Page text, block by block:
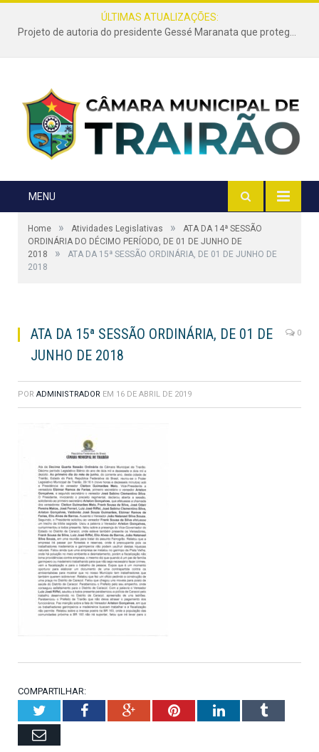
ÚLTIMAS ATUALIZAÇÕES:
Projeto de autoria do presidente Gessé Maranata que protege as estradas vicinais de Trairão é transformado em lei
MENU
Home » Atividades Legislativas »
ATA DA 14ª SESSÃO
ORDINÁRIA DO DÉCIMO PERÍODO, DE 01 DE JUNHO DE
2018
»
ATA DA 15ª SESSÃO ORDINÁRIA, DE 01 DE JUNHO DE
2018
ATA DA 15ª SESSÃO ORDINÁRIA, DE 01 DE
JUNHO DE 2018
0
POR ADMINISTRADOR EM 16 DE ABRIL DE 2019
COMPARTILHAR:
TwitterFacebookGoogle+PinterestLinkedInTumblr
Email